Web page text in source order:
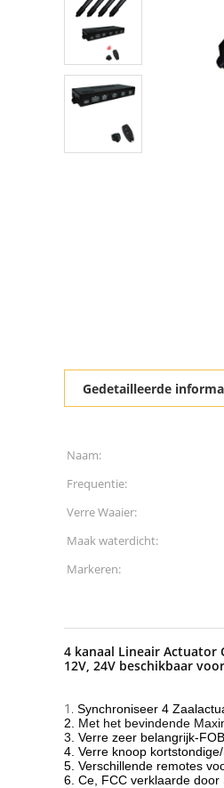
Gedetailleerde
Naam:
Frequentie:
Verre Waaier:
Maak waterdicht:
Markeren:
4 kanaal Lineair Actuator
12V, 24V beschikbaar
1. Synchroniseer 4
2. Met het bevindende
3. Verre zeer belangrijk-
4. Verre knoop
5. Verschillende remotes
6. Ce, FCC verklaarde door